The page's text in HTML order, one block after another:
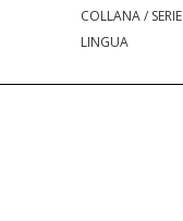
COLLANA / SERIE
LINGUA